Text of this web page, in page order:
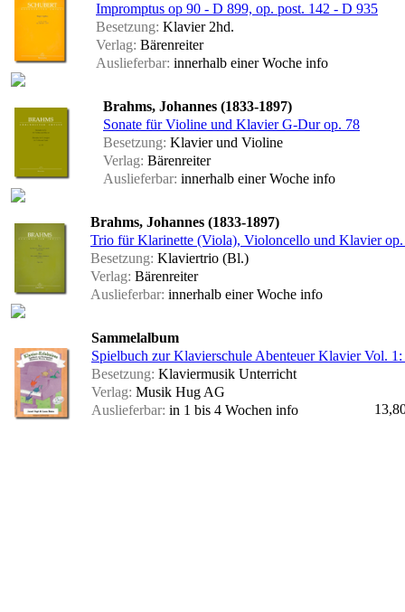
Impromptus op 90 - D 899, op. post. 142 - D 935
Besetzung: Klavier 2hd.
Verlag: Bärenreiter
Auslieferbar: innerhalb einer Woche info
Brahms, Johannes (1833-1897)
Sonate für Violine und Klavier G-Dur op. 78
Besetzung: Klavier und Violine
Verlag: Bärenreiter
Auslieferbar: innerhalb einer Woche info
Brahms, Johannes (1833-1897)
Trio für Klarinette (Viola), Violoncello und Klavier op.
Besetzung: Klaviertrio (Bl.)
Verlag: Bärenreiter
Auslieferbar: innerhalb einer Woche info
Sammelalbum
Spielbuch zur Klavierschule Abenteuer Klavier Vol. 1:
Besetzung: Klaviermusik Unterricht
Verlag: Musik Hug AG
Auslieferbar: in 1 bis 4 Wochen info